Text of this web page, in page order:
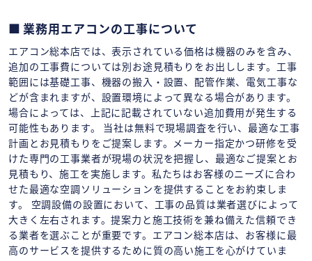
業務用エアコンの工事について
エアコン総本店では、表示されている価格は機器のみを含み、
追加の工事費については別お途見積もりをお出しします。工事
範囲には基礎工事、機器の搬入・設置、配管作業、電気工事な
どが含まれますが、設置環境によって異なる場合があります。
場合によっては、上記に記載されていない追加費用が発生する
可能性もあります。 当社は無料で現場調査を行い、最適な工事
計画とお見積もりをご提案します。メーカー指定かつ研修を受
けた専門の工事業者が現場の状況を把握し、最適なご提案とお
見積もり、施工を実施します。私たちはお客様のニーズに合わ
せた最適な空調ソリューションを提供することをお約束しま
す。 空調設備の設置において、工事の品質は業者選びによって
大きく左右されます。提案力と施工技術を兼ね備えた信頼でき
る業者を選ぶことが重要です。エアコン総本店は、お客様に最
高のサービスを提供するために質の高い施工を心がけていま